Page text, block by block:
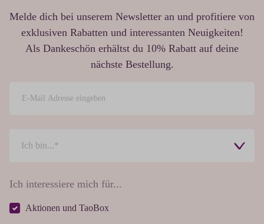
Melde dich bei unserem Newsletter an und profitiere von
exklusiven Rabatten und interessanten Neuigkeiten!
Als Dankeschön erhältst du 10% Rabatt auf deine
nächste Bestellung.
Ich interessiere mich für...
Aktionen und TaoBox